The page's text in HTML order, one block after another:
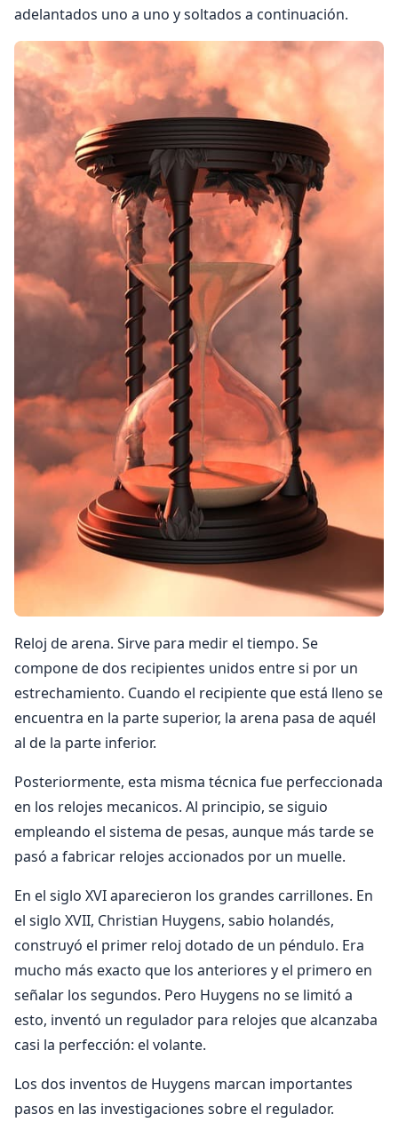
adelantados uno a uno y soltados a continuación.
Reloj de arena. Sirve para medir el tiempo. Se
compone de dos recipientes unidos entre si por un
estrechamiento. Cuando el recipiente que está lleno se
encuentra en la parte superior, la arena pasa de aquél
al de la parte inferior.
Posteriormente, esta misma técnica fue perfeccionada
en los relojes mecanicos. Al principio, se siguio
empleando el sistema de pesas, aunque más tarde se
pasó a fabricar relojes accionados por un muelle.
En el siglo XVI aparecieron los grandes carrillones. En
el siglo XVII, Christian Huygens, sabio holandés,
construyó el primer reloj dotado de un péndulo. Era
mucho más exacto que los anteriores y el primero en
señalar los segundos. Pero Huygens no se limitó a
esto, inventó un regulador para relojes que alcanzaba
casi la perfección: el volante.
Los dos inventos de Huygens marcan importantes
pasos en las investigaciones sobre el regulador.